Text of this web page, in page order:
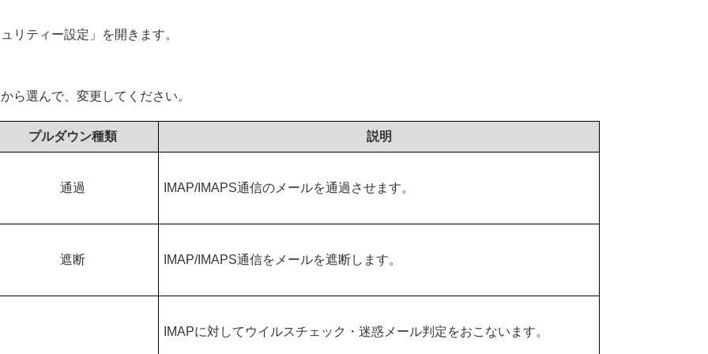
リティー設定」を開きます。
ら選んで、変更してください。
プルダウン種類 説明
通過 IMAP/IMAPS通信のメールを通過させます。
遮断 IMAP/IMAPS通信をメールを遮断します。
IMAPに対してウイルスチェック・迷惑メール判定をおこないます。